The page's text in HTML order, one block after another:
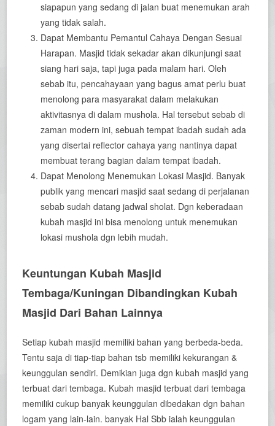
siapapun yang sedang di jalan buat menemukan arah
yang tidak salah.
Dapat Membantu Pemantul Cahaya Dengan Sesuai
Harapan. Masjid tidak sekadar akan dikunjungi saat
siang hari saja, tapi juga pada malam hari. Oleh
sebab itu, pencahayaan yang bagus amat perlu buat
menolong para masyarakat dalam melakukan
aktivitasnya di dalam mushola. Hal tersebut sebab di
zaman modern ini, sebuah tempat ibadah sudah ada
yang disertai reflector cahaya yang nantinya dapat
membuat terang bagian dalam tempat ibadah.
Dapat Menolong Menemukan Lokasi Masjid. Banyak
publik yang mencari masjid saat sedang di perjalanan
sebab sudah datang jadwal sholat. Dgn keberadaan
kubah masjid ini bisa menolong untuk menemukan
lokasi mushola dgn lebih mudah.
Keuntungan Kubah Masjid
Tembaga/Kuningan Dibandingkan Kubah
Masjid Dari Bahan Lainnya
Setiap kubah masjid memiliki bahan yang berbeda-beda.
Tentu saja di tiap-tiap bahan tsb memiliki kekurangan &
keunggulan sendiri. Demikian juga dgn kubah masjid yang
terbuat dari tembaga. Kubah masjid terbuat dari tembaga
memiliki cukup banyak keunggulan dibedakan dgn bahan
logam yang lain-lain. banyak Hal Sbb ialah keunggulan